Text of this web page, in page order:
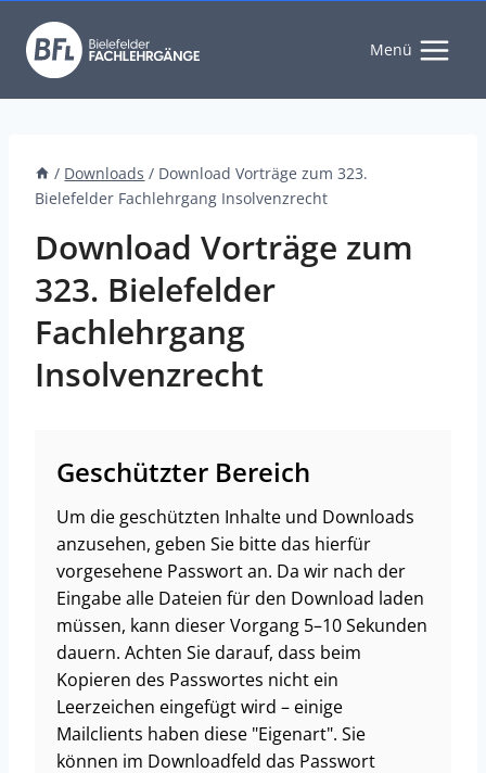
Inhalt
springen
Menü
/ Downloads / Download Vorträge zum 323.
Bielefelder Fachlehrgang Insolvenzrecht
Download Vorträge zum
323. Bielefelder
Fachlehrgang
Insolvenzrecht
Geschützter Bereich
Um die geschützten Inhalte und Downloads
anzusehen, geben Sie bitte das hierfür
vorgesehene Passwort an. Da wir nach der
Eingabe alle Dateien für den Download laden
müssen, kann dieser Vorgang 5–10 Sekunden
dauern. Achten Sie darauf, dass beim
Kopieren des Passwortes nicht ein
Leerzeichen eingefügt wird – einige
Mailclients haben diese "Eigenart". Sie
können im Downloadfeld das Passwort